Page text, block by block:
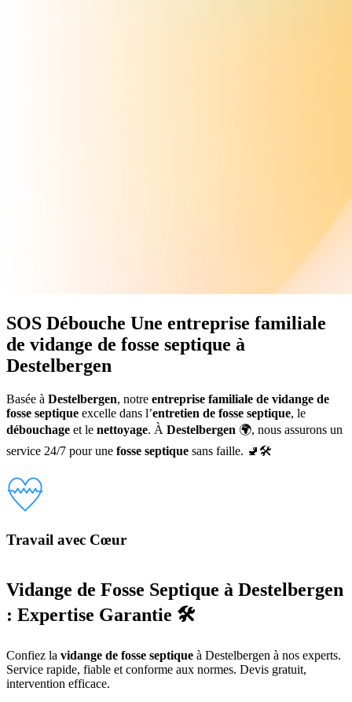
SOS Débouche Une entreprise familiale
de vidange de fosse septique à
Destelbergen
Basée à Destelbergen, notre entreprise familiale de vidange de
fosse septique excelle dans l’entretien de fosse septique, le
débouchage et le nettoyage. À Destelbergen 🌍, nous assurons un
service 24/7 pour une fosse septique sans faille. 🚽🛠️
Travail avec Cœur
Vidange de Fosse Septique à Destelbergen
: Expertise Garantie 🛠️
Confiez la vidange de fosse septique à Destelbergen à nos experts.
Service rapide, fiable et conforme aux normes. Devis gratuit,
intervention efficace.